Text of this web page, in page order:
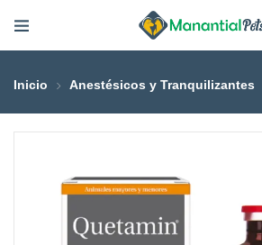
Inicio Anestésicos y Tranquilizantes